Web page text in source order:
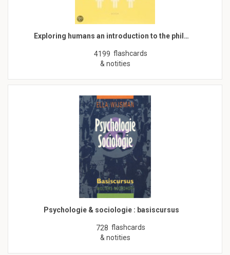
Exploring humans an introduction to the phil…
4199 flashcards
& notities
Psychologie & sociologie : basiscursus
728 flashcards
& notities